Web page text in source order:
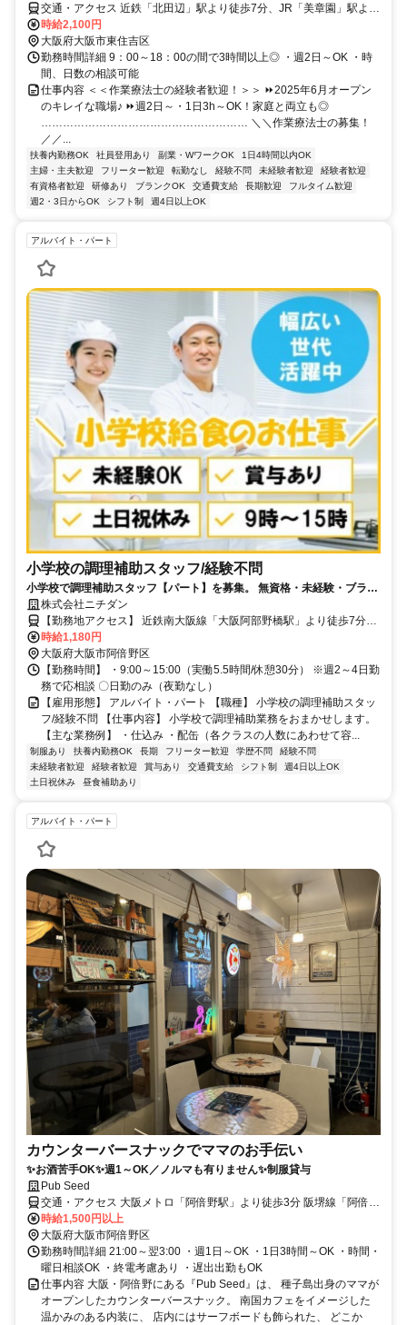
交通・アクセス 近鉄「北田辺」駅より徒歩7分、JR「美章園」駅より
徒歩9分
時給2,100円
大阪府大阪市東住吉区
勤務時間詳細 9：00～18：00の間で3時間以上◎ ・週2日～OK ・時
間、日数の相談可能
仕事内容 ＜＜作業療法士の経験者歓迎！＞＞ ⏩2025年6月オープン
のキレイな職場♪ ⏩週2日～・1日3h～OK！家庭と両立も◎
………………………………………………… ＼＼作業療法士の募集！
／／...
扶養内勤務OK 社員登用あり 副業・WワークOK
1日4時間以内OK
主婦・主夫歓迎
フリーター歓迎 転勤なし 経験不問 未経験者歓迎
経験者歓迎
有資格者歓迎
研修あり ブランクOK 交通費支給 長期歓迎
フルタイム歓迎
週2・3日からOK
シフト制 週4日以上OK
アルバイト・パート
小学校の調理補助スタッフ/経験不問
小学校で調理補助スタッフ【パート】を募集。 無資格・未経験・ブラン
クあり可。週2日～可。扶養内勤務可。制服貸与。
株式会社ニチダン
【勤務地アクセス】 近鉄南大阪線「大阪阿部野橋駅」より徒歩7分程
度
時給1,180円
大阪府大阪市阿倍野区
【勤務時間】 ・9:00～15:00（実働5.5時間/休憩30分） ※週2～4日勤
務で応相談 〇日勤のみ（夜勤なし）
【雇用形態】 アルバイト・パート 【職種】 小学校の調理補助スタッ
フ/経験不問 【仕事内容】 小学校で調理補助業務をおまかせします。
【主な業務例】 ・仕込み ・配缶（各クラスの人数にあわせて容...
制服あり 扶養内勤務OK 長期 フリーター歓迎 学歴不問
経験不問
未経験者歓迎
経験者歓迎 賞与あり 交通費支給 シフト制
週4日以上OK
土日祝休み
昼食補助あり
アルバイト・パート
カウンターバースナックでママのお手伝い
✨お酒苦手OK✨週1～OK／ノルマも有りません✨制服貸与
Pub Seed
交通・アクセス 大阪メトロ「阿倍野駅」より徒歩3分 阪堺線「阿倍野
駅」より徒歩4分
時給1,500円以上
大阪府大阪市阿倍野区
勤務時間詳細 21:00～翌3:00 ・週1日～OK ・1日3時間～OK ・時間・
曜日相談OK ・終電考慮あり ・遅出出勤もOK
仕事内容 大阪・阿倍野にある『Pub Seed』は、 種子島出身のママが
オープンしたカウンターバースナック。 南国カフェをイメージした
温かみのある内装に、 店内にはサーフボードも飾られた、 どこか